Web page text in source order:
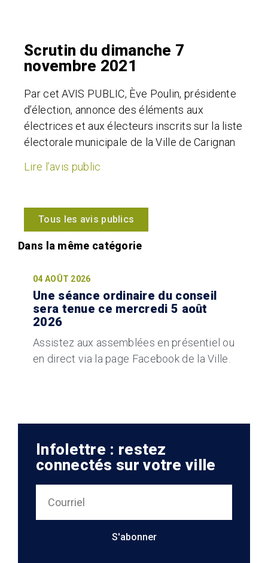
Scrutin du dimanche 7
novembre 2021
Par cet AVIS PUBLIC, Ève Poulin, présidente
d’élection, annonce des éléments aux
électrices et aux électeurs inscrits sur la liste
électorale municipale de la Ville de Carignan
Lire l’avis public
Tous les avis publics
04 AOÛT 2026
Une séance ordinaire du conseil
sera tenue ce mercredi 5 août
2026
Assistez aux assemblées en présentiel ou
en direct via la page Facebook de la Ville.
Infolettre : restez
connectés sur votre ville
S'abonner